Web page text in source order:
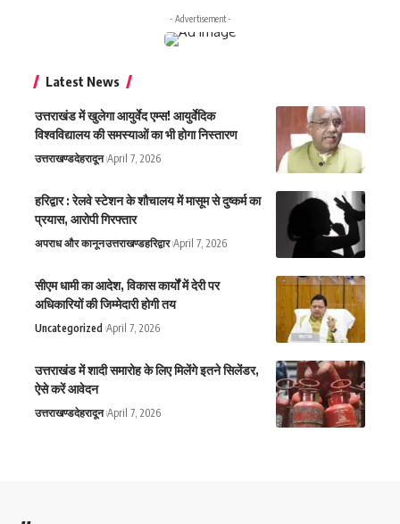
- Advertisement -
Latest News
उत्तराखंड में खुलेगा आयुर्वेद एम्स! आयुर्वेदिक
विश्वविद्यालय की समस्याओं का भी होगा निस्तारण
उत्तराखण्डदेहरादून April 7, 2026
हरिद्वार : रेलवे स्टेशन के शौचालय में मासूम से दुष्कर्म का
प्रयास, आरोपी गिरफ्तार
अपराध और कानूनउत्तराखण्डहरिद्वार April 7, 2026
सीएम धामी का आदेश, विकास कार्यों में देरी पर
अधिकारियों की जिम्मेदारी होगी तय
Uncategorized April 7, 2026
उत्तराखंड में शादी समारोह के लिए मिलेंगे इतने सिलेंडर,
ऐसे करें आवेदन
उत्तराखण्डदेहरादून April 7, 2026